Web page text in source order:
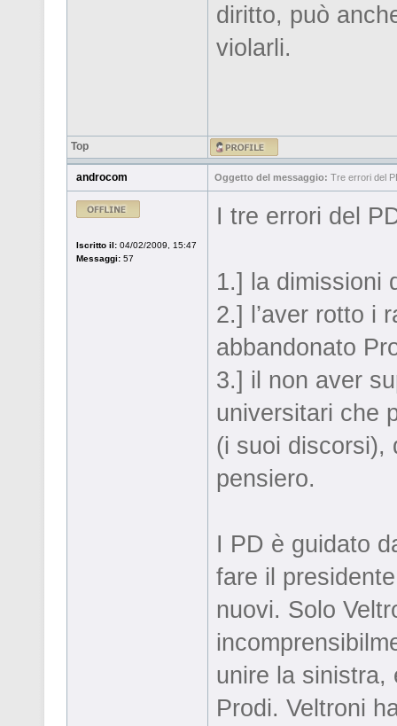
diritto, può
violarli.
Top
androcom Oggetto del messaggio: Tre errori del
Iscritto il: 04/02/2009, 15:47
Messaggi: 57
I tre errori del
1.] la dimissioni
2.] l’aver rotto i
abbandonato
3.] il non aver
universitari che
(i suoi discorsi),
pensiero.
I PD è guidato
fare il
nuovi. Solo
unire la sinistra,
Prodi. Veltroni